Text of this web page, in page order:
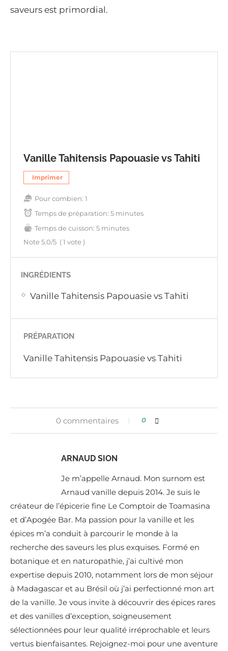
saveurs est primordial.
Vanille Tahitensis Papouasie vs Tahiti
Imprimer
Pour combien: 1
Temps de préparation: 5 minutes
Temps de cuisson: 5 minutes
Note 5.0/5 (1 vote )
INGRÉDIENTS
Vanille Tahitensis Papouasie vs Tahiti
PRÉPARATION
Vanille Tahitensis Papouasie vs Tahiti
0 commentaires 0
ARNAUD SION
Je m’appelle Arnaud. Mon surnom est
Arnaud vanille depuis 2014. Je suis le
créateur de l’épicerie fine Le Comptoir de Toamasina
et d’Apogée Bar. Ma passion pour la vanille et les
épices m’a conduit à parcourir le monde à la
recherche des saveurs les plus exquises. Formé en
botanique et en naturopathie, j’ai cultivé mon
expertise depuis 2010, notamment lors de mon séjour
à Madagascar et au Brésil où j’ai perfectionné mon art
de la vanille. Je vous invite à découvrir des épices rares
et des vanilles d’exception, soigneusement
sélectionnées pour leur qualité irréprochable et leurs
vertus bienfaisantes. Rejoignez-moi pour une aventure